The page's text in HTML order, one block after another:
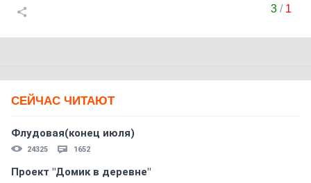
3/ 1
СЕЙЧАС ЧИТАЮТ
Флудовая(конец июля)
24325 1652
Проект "Домик в деревне"